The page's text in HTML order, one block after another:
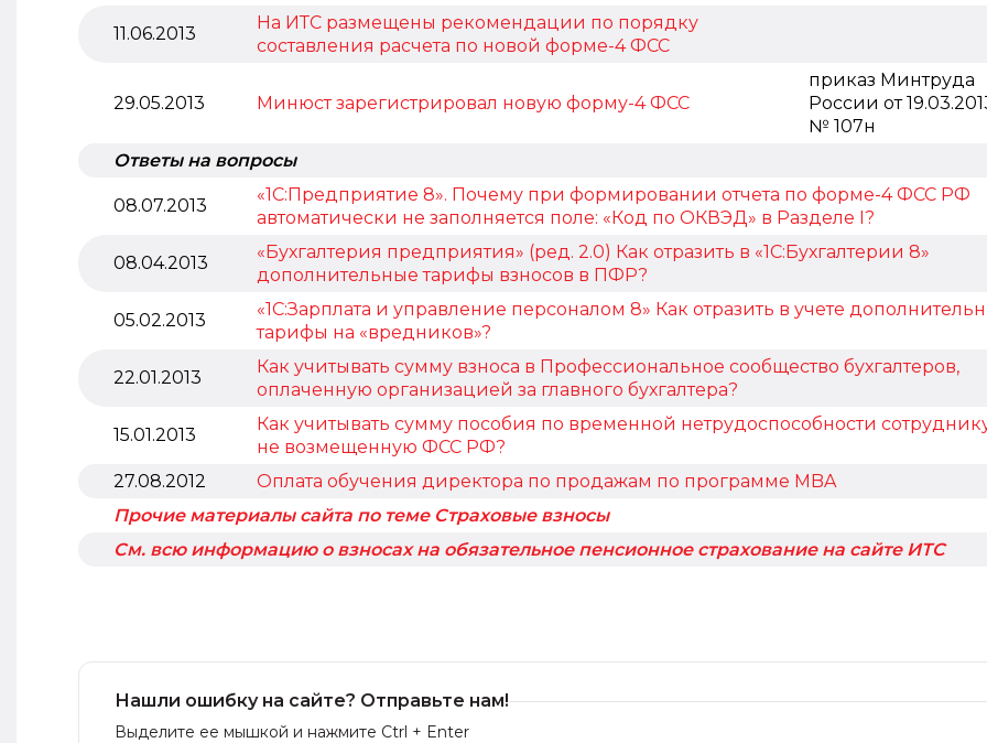
11.06.2013
На ИТС размещены рекомендации по порядку
составления расчета по новой форме-4 ФСС
29.05.2013 Минюст зарегистрировал новую форму-4 ФСС
приказ Минтруда
России от
№ 107н
Ответы на вопросы
08.07.2013
«1С:Предприятие 8». Почему при формировании отчета по форме-4 ФСС РФ
автоматически не заполняется поле: «Код по ОКВЭД» в Разделе I?
08.04.2013
«Бухгалтерия предприятия» (ред. 2.0) Как отразить в «1С:Бухгалтерии 8»
дополнительные тарифы взносов в ПФР?
05.02.2013
«1С:Зарплата и управление персоналом 8» Как отразить в учете
тарифы на «вредников»?
22.01.2013
Как учитывать сумму взноса в Профессиональное сообщество бухгалтеров,
оплаченную организацией за главного бухгалтера?
15.01.2013
Как учитывать сумму пособия по временной нетрудоспособности
не возмещенную ФСС РФ?
27.08.2012
Оплата обучения директора по продажам по программе MBA
Прочие материалы сайта по теме Страховые взносы
См. всю информацию о взносах на обязательное пенсионное страхование на сайте ИТС
Нашли ошибку на сайте? Отправьте нам!
Выделите ее мышкой и нажмите Ctrl + Enter